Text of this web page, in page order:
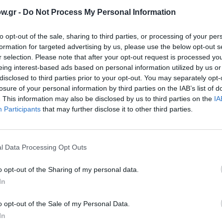
- Do Not Process My Personal Information
opt-out of the sale, sharing to third parties, or processing of your
for targeted advertising by us, please use the below opt-out
selection. Please note that after your opt-out request is processed
interest-based ads based on personal information utilized by us
to third parties prior to your opt-out. You may separately
of your personal information by third parties on the IAB’s list of
This information may also be disclosed by us to third parties on the
Participants that may further disclose it to other third parties.
Data Processing Opt Outs
opt-out of the Sharing of my personal data.
opt-out of the Sale of my Personal Data.
επιστρέφουν
αγαπημένη τους Θεσσαλονίκη, για...
το
ARCHIVE CONTENT
Συναυλία Παύλου Παυλίδη
Την Τρίτη 29 Ιουνίου ο Παύλος Παυλίδης και
θα βρεθούν...
Σταυρό του Νότου λίγο καιρό μετά...